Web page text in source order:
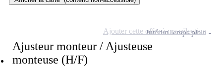
Ajusteur monteur / Ajusteuse
monteuse (H/F)
IntérimTemps plein
Ajouter cette offre à ma sélection